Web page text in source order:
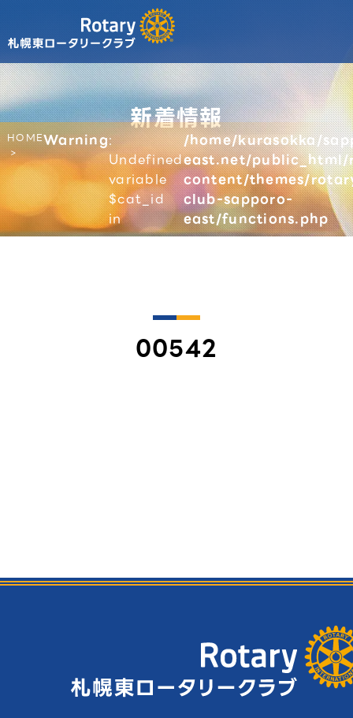
新着情報
HOMEWarning:
Undefined
variable
$cat_id
in
/home/kurasokka/
east.net/
content/themes/
club-sapporo-
east/functions.php
00542